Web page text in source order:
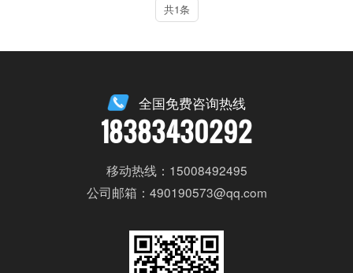
共1条
全国免费咨询热线
18383430292
移动热线：15008492495
公司邮箱：490190573@qq.com